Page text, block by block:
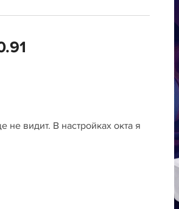
не видит. В настройках окта я